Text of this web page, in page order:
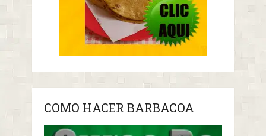
COMO HACER BARBACOA